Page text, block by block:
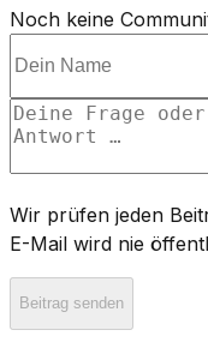
Noch keine
Wir prüfen jeden
E-Mail wird nie
Beitrag senden